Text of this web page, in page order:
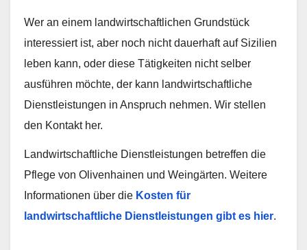
Wer an einem landwirtschaftlichen Grundstück
interessiert ist, aber noch nicht dauerhaft auf Sizilien
leben kann, oder diese Tätigkeiten nicht selber
ausführen möchte, der kann landwirtschaftliche
Dienstleistungen in Anspruch nehmen. Wir stellen
den Kontakt her.
Landwirtschaftliche Dienstleistungen betreffen die
Pflege von Olivenhainen und Weingärten. Weitere
Informationen über die Kosten für
landwirtschaftliche Dienstleistungen gibt es hier.